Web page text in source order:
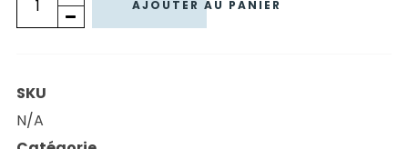
de
ERASE
ALL
AJOUTER AU PANIER
SKU
N/A